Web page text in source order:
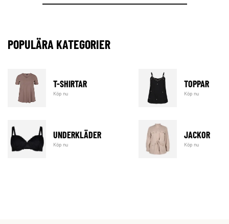
POPULÄRA KATEGORIER
T-SHIRTAR
Köp nu
TOPPAR
Köp nu
UNDERKLÄDER
Köp nu
JACKOR
Köp nu